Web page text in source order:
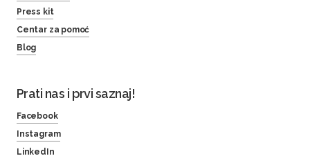
Press kit
Centar za pomoć
Blog
Prati nas i prvi saznaj!
Facebook
Instagram
LinkedIn